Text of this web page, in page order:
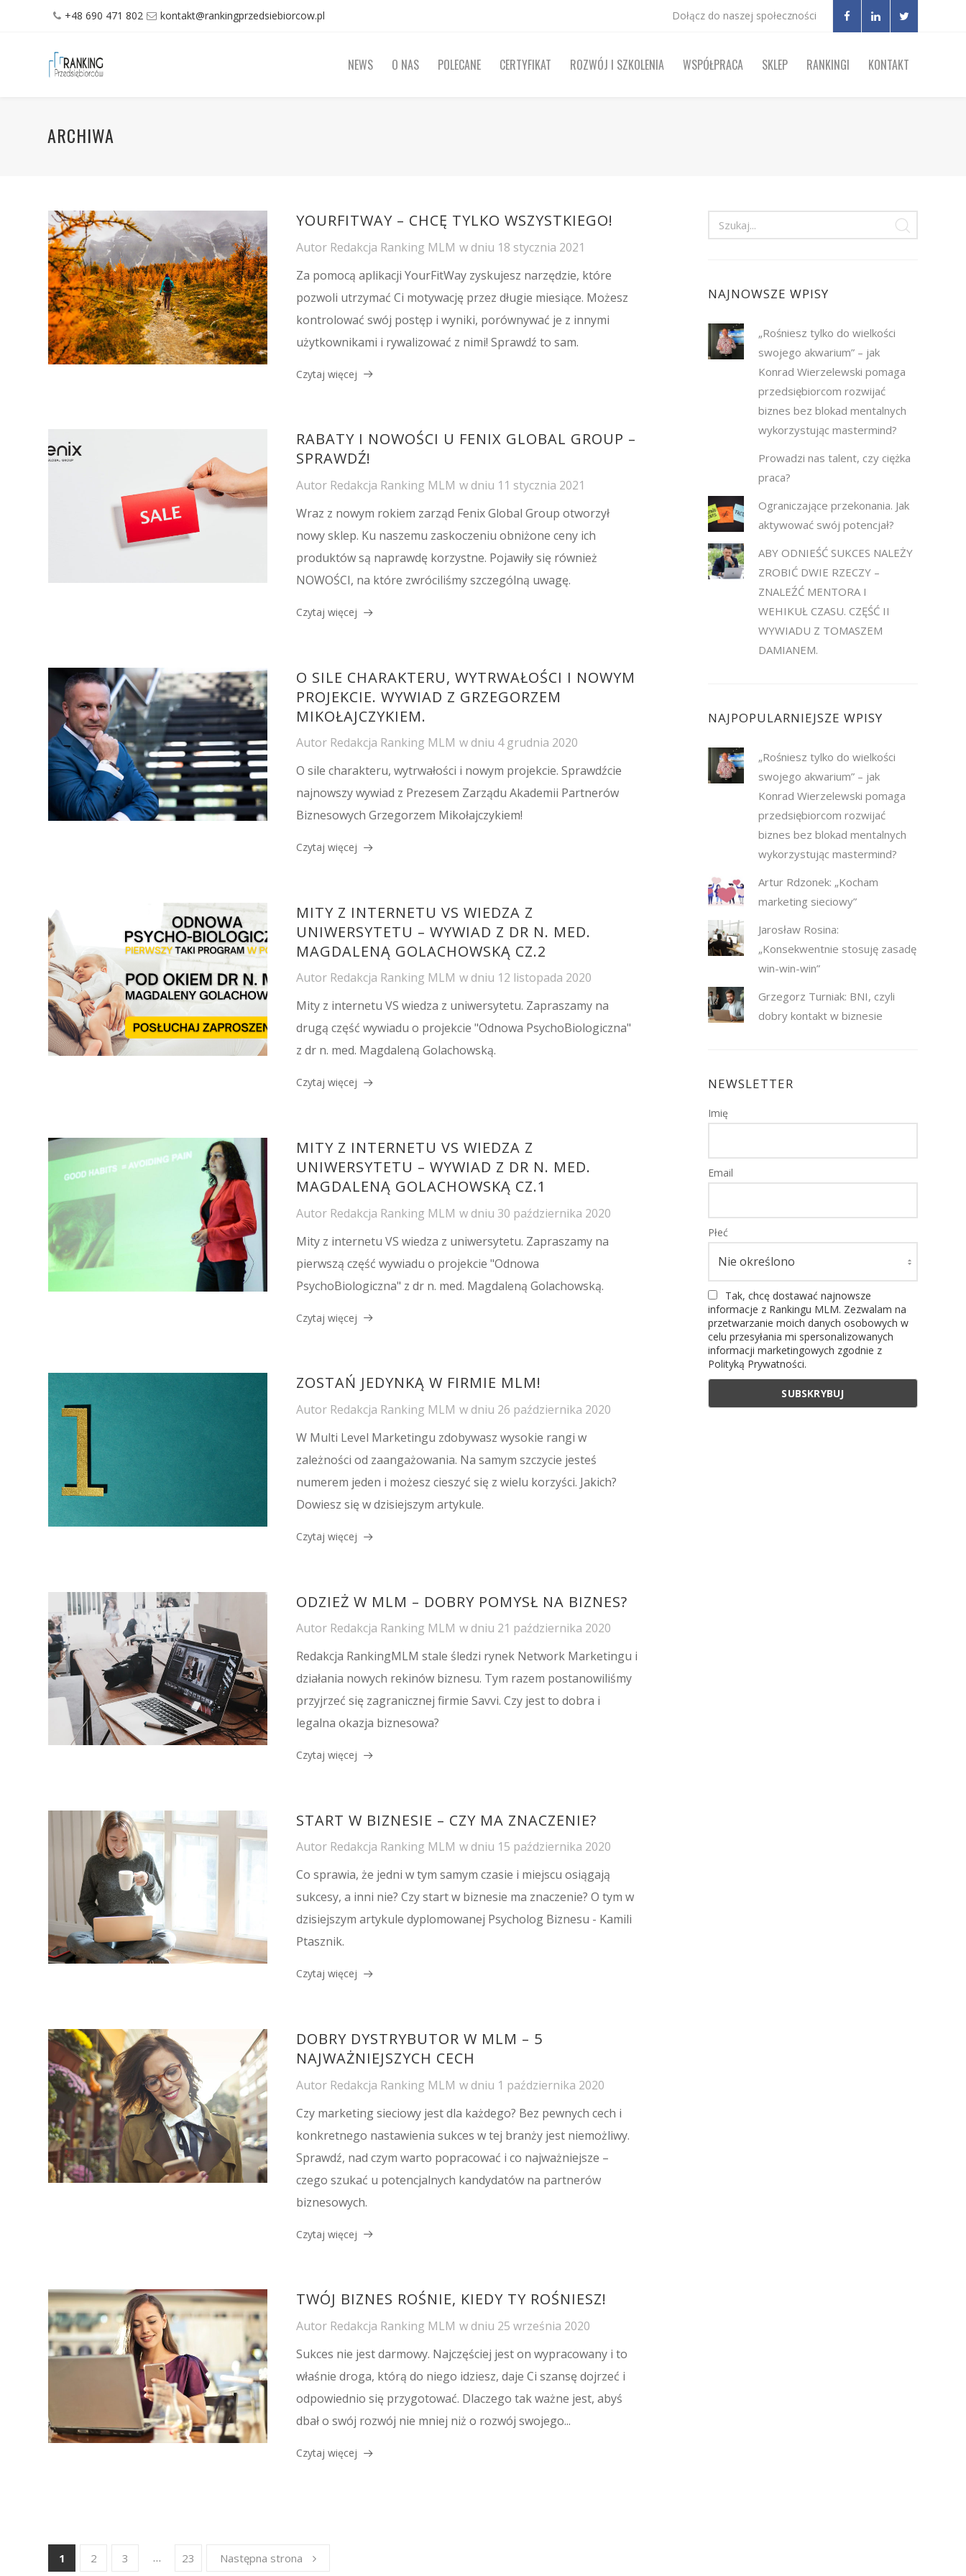
+48 690 471 802 kontakt@rankingprzedsiebiorcow.pl Dołącz do naszej społeczności
NEWS O NAS POLECANE CERTYFIKAT ROZWÓJ I SZKOLENIA WSPÓŁPRACA SKLEP RANKINGI KONTAKT
ARCHIWA
YOURFITWAY – CHCĘ TYLKO WSZYSTKIEGO!
Autor Redakcja Ranking MLM w dniu 18 stycznia 2021
Za pomocą aplikacji YourFitWay zyskujesz narzędzie, które
pozwoli utrzymać Ci motywację przez długie miesiące. Możesz
kontrolować swój postęp i wyniki, porównywać je z innymi
użytkownikami i rywalizować z nimi! Sprawdź to sam.
Czytaj więcej
RABATY I NOWOŚCI U FENIX GLOBAL GROUP –
SPRAWDŹ!
Autor Redakcja Ranking MLM w dniu 11 stycznia 2021
Wraz z nowym rokiem zarząd Fenix Global Group otworzył
nowy sklep. Ku naszemu zaskoczeniu obniżone ceny ich
produktów są naprawdę korzystne. Pojawiły się również
NOWOŚCI, na które zwróciliśmy szczególną uwagę.
Czytaj więcej
O SILE CHARAKTERU, WYTRWAŁOŚCI I NOWYM
PROJEKCIE. WYWIAD Z GRZEGORZEM
MIKOŁAJCZYKIEM.
Autor Redakcja Ranking MLM w dniu 4 grudnia 2020
O sile charakteru, wytrwałości i nowym projekcie. Sprawdźcie
najnowszy wywiad z Prezesem Zarządu Akademii Partnerów
Biznesowych Grzegorzem Mikołajczykiem!
Czytaj więcej
MITY Z INTERNETU VS WIEDZA Z
UNIWERSYTETU – WYWIAD Z DR N. MED.
MAGDALENĄ GOLACHOWSKĄ CZ.2
Autor Redakcja Ranking MLM w dniu 12 listopada 2020
Mity z internetu VS wiedza z uniwersytetu. Zapraszamy na
drugą część wywiadu o projekcie "Odnowa PsychoBiologiczna"
z dr n. med. Magdaleną Golachowską.
Czytaj więcej
MITY Z INTERNETU VS WIEDZA Z
UNIWERSYTETU – WYWIAD Z DR N. MED.
MAGDALENĄ GOLACHOWSKĄ CZ.1
Autor Redakcja Ranking MLM w dniu 30 października 2020
Mity z internetu VS wiedza z uniwersytetu. Zapraszamy na
pierwszą część wywiadu o projekcie "Odnowa
PsychoBiologiczna" z dr n. med. Magdaleną Golachowską.
Czytaj więcej
ZOSTAŃ JEDYNKĄ W FIRMIE MLM!
Autor Redakcja Ranking MLM w dniu 26 października 2020
W Multi Level Marketingu zdobywasz wysokie rangi w
zależności od zaangażowania. Na samym szczycie jesteś
numerem jeden i możesz cieszyć się z wielu korzyści. Jakich?
Dowiesz się w dzisiejszym artykule.
Czytaj więcej
ODZIEŻ W MLM – DOBRY POMYSŁ NA BIZNES?
Autor Redakcja Ranking MLM w dniu 21 października 2020
Redakcja RankingMLM stale śledzi rynek Network Marketingu i
działania nowych rekinów biznesu. Tym razem postanowiliśmy
przyjrzeć się zagranicznej firmie Savvi. Czy jest to dobra i
legalna okazja biznesowa?
Czytaj więcej
START W BIZNESIE – CZY MA ZNACZENIE?
Autor Redakcja Ranking MLM w dniu 15 października 2020
Co sprawia, że jedni w tym samym czasie i miejscu osiągają
sukcesy, a inni nie? Czy start w biznesie ma znaczenie? O tym w
dzisiejszym artykule dyplomowanej Psycholog Biznesu - Kamili
Ptasznik.
Czytaj więcej
DOBRY DYSTRYBUTOR W MLM – 5
NAJWAŻNIEJSZYCH CECH
Autor Redakcja Ranking MLM w dniu 1 października 2020
Czy marketing sieciowy jest dla każdego? Bez pewnych cech i
konkretnego nastawienia sukces w tej branży jest niemożliwy.
Sprawdź, nad czym warto popracować i co najważniejsze –
czego szukać u potencjalnych kandydatów na partnerów
biznesowych.
Czytaj więcej
TWÓJ BIZNES ROŚNIE, KIEDY TY ROŚNIESZ!
Autor Redakcja Ranking MLM w dniu 25 września 2020
Sukces nie jest darmowy. Najczęściej jest on wypracowany i to
właśnie droga, którą do niego idziesz, daje Ci szansę dojrzeć i
odpowiednio się przygotować. Dlaczego tak ważne jest, abyś
dbał o swój rozwój nie mniej niż o rozwój swojego...
Czytaj więcej
1 2 3 … 23 Następna strona
NAJNOWSZE WPISY
„Rośniesz tylko do wielkości
swojego akwarium” – jak
Konrad Wierzelewski pomaga
przedsiębiorcom rozwijać
biznes bez blokad mentalnych
wykorzystując mastermind?
Prowadzi nas talent, czy ciężka
praca?
Ograniczające przekonania. Jak
aktywować swój potencjał?
ABY ODNIEŚĆ SUKCES NALEŻY
ZROBIĆ DWIE RZECZY –
ZNALEŹĆ MENTORA I
WEHIKUŁ CZASU. CZĘŚĆ II
WYWIADU Z TOMASZEM
DAMIANEM.
NAJPOPULARNIEJSZE WPISY
„Rośniesz tylko do wielkości
swojego akwarium” – jak
Konrad Wierzelewski pomaga
przedsiębiorcom rozwijać
biznes bez blokad mentalnych
wykorzystując mastermind?
Artur Rdzonek: „Kocham
marketing sieciowy”
Jarosław Rosina:
„Konsekwentnie stosuję zasadę
win-win-win”
Grzegorz Turniak: BNI, czyli
dobry kontakt w biznesie
NEWSLETTER
Imię
Email
Płeć
Tak, chcę dostawać najnowsze
informacje z Rankingu MLM. Zezwalam na
przetwarzanie moich danych osobowych w
celu przesyłania mi spersonalizowanych
informacji marketingowych zgodnie z
Polityką Prywatności.